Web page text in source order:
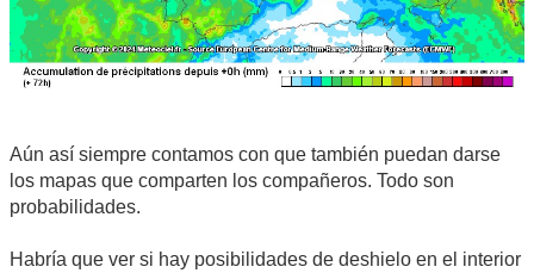
Aún así siempre contamos con que también puedan darse
los mapas que comparten los compañeros. Todo son
probabilidades.
Habría que ver si hay posibilidades de deshielo en el interior